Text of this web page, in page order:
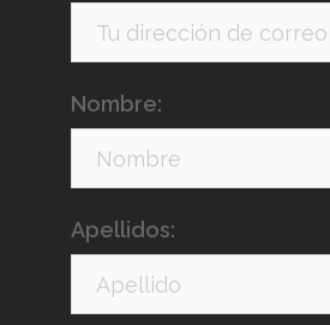
Nombre:
Apellidos: